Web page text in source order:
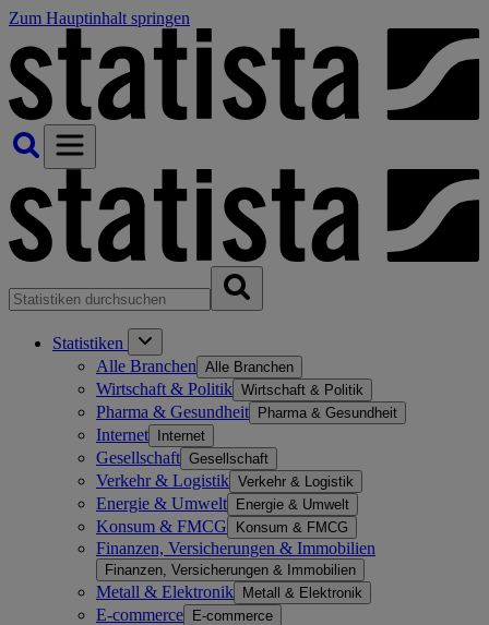
Zum Hauptinhalt springen
Statistiken
Alle Branchen Alle Branchen
Wirtschaft & Politik Wirtschaft & Politik
Pharma & Gesundheit Pharma & Gesundheit
Internet Internet
Gesellschaft Gesellschaft
Verkehr & Logistik Verkehr & Logistik
Energie & Umwelt Energie & Umwelt
Konsum & FMCG Konsum & FMCG
Finanzen, Versicherungen & Immobilien
Finanzen, Versicherungen & Immobilien
Metall & Elektronik Metall & Elektronik
E-commerce E-commerce